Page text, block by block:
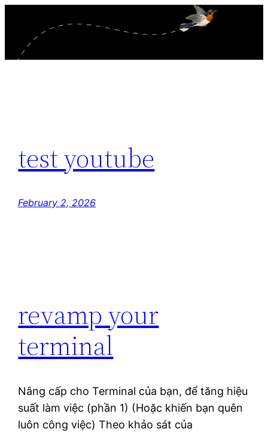
content
test youtube
February 2, 2026
revamp your
terminal
Nâng cấp cho Terminal của bạn, để tăng hiệu
suất làm việc (phần 1) (Hoặc khiến bạn quên
luôn công việc) Theo khảo sát của